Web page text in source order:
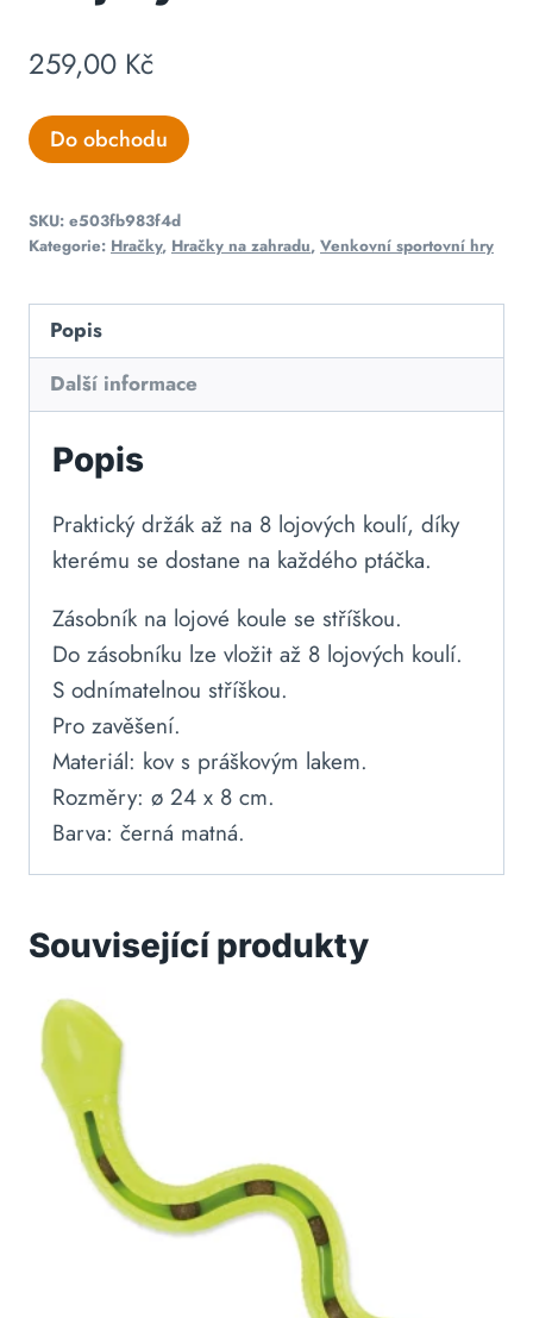
259,00 Kč
Do obchodu
SKU: e503fb983f4d
Kategorie: Hračky, Hračky na zahradu, Venkovní sportovní hry
Popis
Další informace
Popis
Praktický držák až na 8 lojových koulí, díky
kterému se dostane na každého ptáčka.
Zásobník na lojové koule se stříškou.
Do zásobníku lze vložit až 8 lojových koulí.
S odnímatelnou stříškou.
Pro zavěšení.
Materiál: kov s práškovým lakem.
Rozměry: ø 24 x 8 cm.
Barva: černá matná.
Související produkty